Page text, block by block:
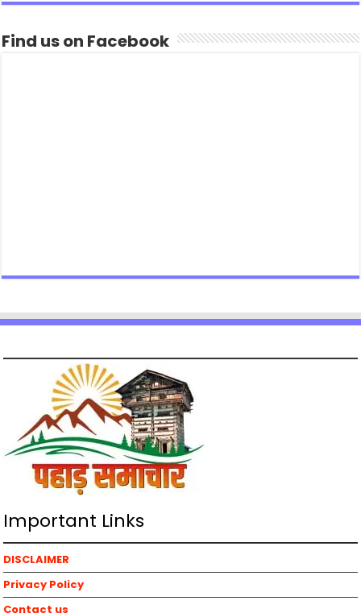
Find us on Facebook
Important Links
DISCLAIMER
Privacy Policy
Contact us